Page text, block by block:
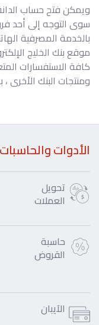
ويمكن فتح حساب
كافة الاستفسارات
ومنتجات البنك الأخرى ،
الأدوات والحاسبات
تحويل
العملات
حاسبة
القروض
الآيبان